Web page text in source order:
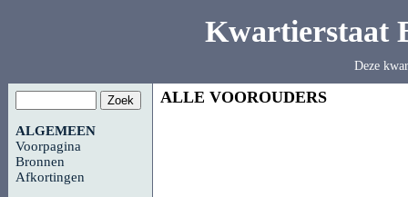
Kwartierstaat
Deze
ALGEMEEN
Voorpagina
Bronnen
Afkortingen
ALLE VOOROUDERS